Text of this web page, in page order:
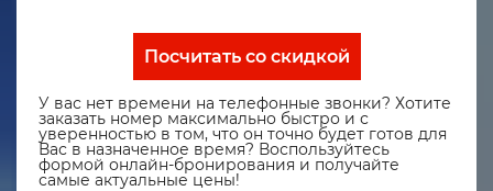
Посчитать со скидкой
У вас нет времени на телефонные звонки? Хотите
заказать номер максимально быстро и с
уверенностью в том, что он точно будет готов для
Вас в назначенное время? Воспользуйтесь
формой онлайн-бронирования и получайте
самые актуальные цены!